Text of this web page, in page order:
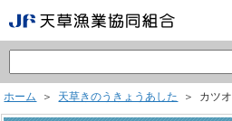
ホーム ＞ 天草きのうきょうあした ＞ カツオ